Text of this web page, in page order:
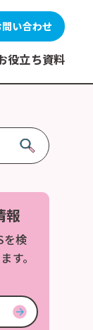
問い合わせ
役立ち資料
報
を検
す。